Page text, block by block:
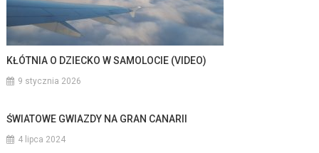
KŁÓTNIA O DZIECKO W SAMOLOCIE (VIDEO)
9 stycznia 2026
ŚWIATOWE GWIAZDY NA GRAN CANARII
4 lipca 2024